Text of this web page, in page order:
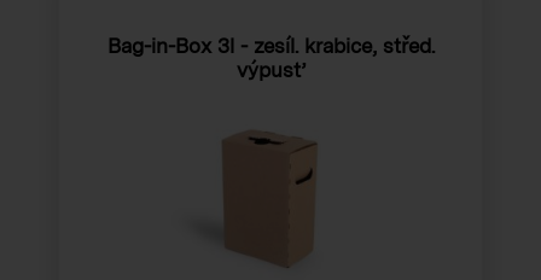
Bag-in-Box 3l - zesíl. krabice, střed.
výpusť